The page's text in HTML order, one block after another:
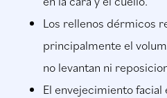
Los rellenos dérmicos
principalmente el
no levantan ni
El envejecimiento